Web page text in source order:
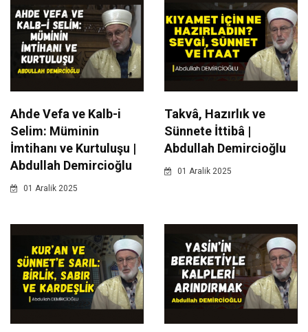
Ahde Vefa ve Kalb-i
Selim: Müminin
İmtihanı ve Kurtuluşu |
Abdullah Demircioğlu
01 Aralik 2025
Takvâ, Hazırlık ve
Sünnete İttibâ |
Abdullah Demircioğlu
01 Aralik 2025